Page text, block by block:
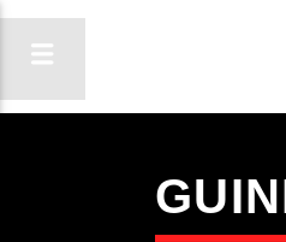
ON